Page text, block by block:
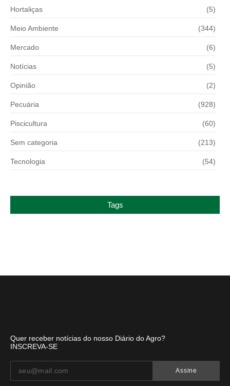
Hortaliças (5)
Meio Ambiente (344)
Mercado (6)
Notícias (5)
Opinião (2)
Pecuária (928)
Piscicultura (60)
Sem categoria (213)
Tecnologia (54)
Tags
Quer receber notícias do nosso Diário do Agro?
INSCREVA-SE
Assine